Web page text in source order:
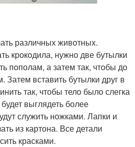
различных животных.
крокодила, нужно две бутылки
пополам, а затем так, чтобы до
Затем вставить бутылки друг в
так, чтобы тело было слегка
выглядеть более
служить ножками. Лапки и
из картона. Все детали
красками.